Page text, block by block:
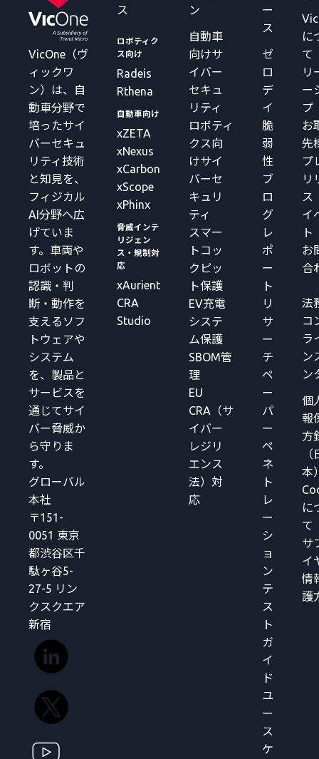
VicOne（ヴ
ィックワ
ン）は、自
動車分野で
培ったサイ
バーセキュ
リティ技術
と知見を、
フィジカル
AI分野へ広
げていま
す。車両や
ロボットの
認識・判
断・動作を
支えるソフ
トウェアや
システム
を、製品と
サービスを
通じてサイ
バー脅威か
ら守りま
す。
グローバル
本社
〒151-
0051 東京
都渋谷区千
駄ヶ谷5-
27-5 リン
クスクエア
新宿
ス
ロボティク
ス向け
Radeis
Rthena
自動車向け
xZETA
xNexus
xCarbon
xScope
xPhinx
脅威インテ
リジェン
ス・規制対
応
xAurient
CRA
Studio
ン
自動車
向けサ
イバー
セキュ
リティ
ロボティ
クス向
けサイ
バーセ
キュリ
ティ
スマー
トコッ
クピッ
ト保護
EV充電
システ
ム保護
SBOM管
理
EU
CRA（サ
イバー
レジリ
エンス
法）対
応
ー
ス
ゼ
ロ
デ
イ
脆
弱
性
ブ
ロ
グ
レ
ポ
ー
ト
リ
サ
ー
チ
ペ
ー
パ
ー
ペ
ネ
ト
レ
ー
シ
ョ
ン
テ
ス
ト
ガ
イ
ド
ユ
ー
ス
ケ
に
て
リ
ー
プ
お
先
プ
リ
ス
イ
ト
お
合
法
コ
ラ
ン
ン
個
報
方
（
本
に
て
サ
イ
情
護